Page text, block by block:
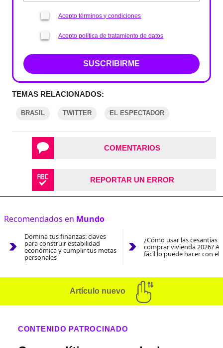
Acepto términos y condiciones
Acepto política de tratamiento de datos
SUSCRIBIRME
TEMAS RELACIONADOS:
BRASIL TWITTER EL ESPECTADOR
COMENTARIOS
REPORTAR UN ERROR
Recomendados en Mundo
Domina tus finanzas: claves
para construir estabilidad
económica y cumplir tus metas
personales
¿Cómo usar las cesantías
comprar vivienda 2026?
fácil lo puede hacer con el
Artículo nuevo
CONTENIDO PATROCINADO